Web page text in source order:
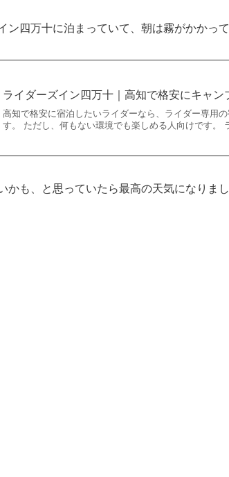
ン四万十に泊まっていて、朝は霧がかかって
ライダーズイン四万十｜高知で格安にキャン
高知で格安に宿泊したいライダーなら、ライダー専用
す。 ただし、何もない環境でも楽しめる人向けです。
かも、と思っていたら最高の天気になりまし